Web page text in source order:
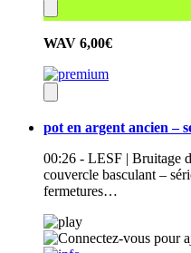
WAV 6,00€
pot en argent ancien –
00:26 - LESF | Bruitage
couvercle basculant –
fermetures…